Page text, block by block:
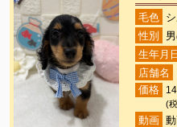
毛色
性別
生年月
店舗名
価格
(
動画